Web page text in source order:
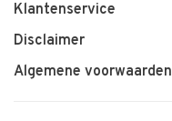
Klantenservice
Disclaimer
Algemene voorwaarden